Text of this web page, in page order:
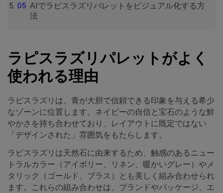
AIでラピスラズリパレットをビジュアル化する方
法
ラピスラズリパレットがよく
使われる理由
ラピスラズリは、青が大胆で信頼できる印象を与える希少
なゾーンに位置します。ネイビーの自信と宝石のような鮮
やかさを持ち合わせており、レイアウトに既定ではない
「デザインされた」雰囲気をもたらします。
ラピスラズリは天然石に由来するため、触感のあるニュー
トラルカラー（アイボリー、リネン、暖かいグレー）やメ
タリック（ゴールド、ブラス）とも美しく組み合わせられ
ます。これらの組み合わせは、ブランドやパッケージ、エ